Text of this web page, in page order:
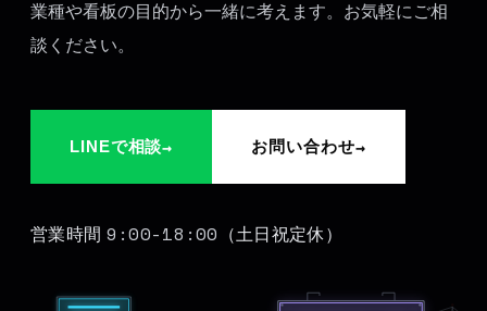
業種や看板の目的から一緒に考えます。お気軽にご相
談ください。
LINEで相談→ お問い合わせ→
営業時間 9:00-18:00 （土日祝定休）